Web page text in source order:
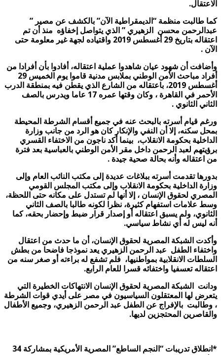
الاعتقال.
كما طالبت منظمة “الديمقراطية الآن” بالكشف عن مصير ”
عبدالرحمن محسن الزهيري ” الذي يتواصل إخفاؤه منذ أن تم
اعتقاله بتاريخ 29 أغسطس 2019 واقتياده لجهة غير معلومة حتى
الآن .
وأضافت أن شهود عيان شاهدوا عملية اعتقاله، أفادوا بأن أفرادا من
أفراد مباحث الأمن الوطني بملابس مدنية قاموا يوم الخميس 29
أغسطس 2019، باعتقاله من الشارع الذي يقطن فيه بمنطقة الدرب
الأحمر في القاهرة ، وكان وقتها عمره 17 عاما ويدرس بالصف
الثاني الثانوي .
ورغم قيام أسرته بالبحث عنه في جميع أقسام الشرطة المحيطة
بمحل سكنه، إلا أن النفي والإنكار كان هو الرد من جانب وزارة
الداخلية بحكومة الانقلاب، بينما أكد ناجون من الاختفاء القسري
برؤيتهم لعبد الرحمن داخل مقر الأمن الوطني بالعباسية بعد فترة
من اعتقاله وأنه بحالة صحية جيدة .
بدورها تقدمت أسرته ببلاغات عديدة إلى مكتب النائب العام وإلى
وزارة الداخلية بحكومة الانقلاب وإلى مكتب المجلس القومي
المصري لحقوق الإنسان ، إلا أنها لم تستدل على مكانه حتى اللحظة،
وسط علامات استفهام كثيرة، نظرا لكونه طالبا بالصف الثاني
الثانوي، ولم يسبق اعتقاله أو إصدار قرار ضبط وإحضار بحقه، كما
أنه ليس له أي نشاط سياسي.
وأكدت الشبكة المصرية لحقوق الإنسان، أن ما حدث من اعتقال
واختفاء الطفل عبد الرحمن الزهيري يعد نموذجا فاضحا من بطش
السلطات الانقلابية بمواطنيها، فلم تشفع له براءته أو صغر سنه من
اعتقاله تعسفيا واختفائه قسرا للعام الرابع.
ودانت الشبكة المصرية لحقوق الإنسان الانتهاكات الخطيرة التي
يتعرض لها المعتقلون السياسيون في مصر على أيدي قوات الشرطة
، وطالبت بالإفراج عن الطفل عبد الرحمن الزهيري، وجميع الأطفال
والقاصرين المحتجزين لديها.
*
انطلاق تدريبات “النجم الساطع” المصرية الأمريكية بمشاركة 34